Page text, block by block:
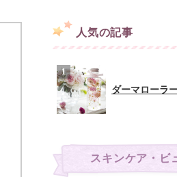
人気の記事
ダーマローラ
スキンケア・ビ